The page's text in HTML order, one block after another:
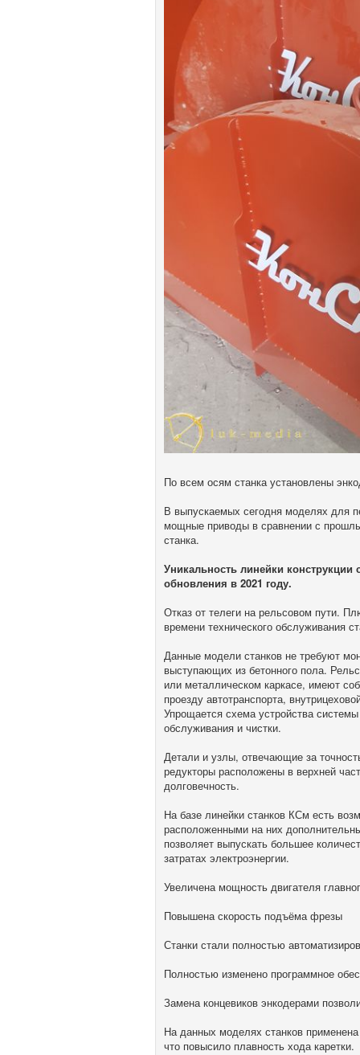
По всем осям станка установлены
В выпускаемых сегодня моделях для
мощные приводы в сравнении с
станка.
Уникальность линейки
обновления в 2021 году.
Отказ от телеги на рельсовом пути.
времени технического обслуживания
Данные модели станков не требуют
выступающих из бетонного пола.
или металлическом каркасе, имеют
проезду автотранспорта,
Упрощается схема устройства
обслуживания и чистки.
Детали и узлы, отвечающие за
редукторы расположены в верхней
долговечность.
На базе линейки станков КСм есть
расположенными на них
позволяет выпускать большее
затратах электроэнергии.
Увеличена мощность двигателя
Повышена скорость подъёма фрезы
Станки стали полностью
Полностью изменено программное
Замена концевиков энкодерами
На данных моделях станков
что повысило плавность хода каретки.